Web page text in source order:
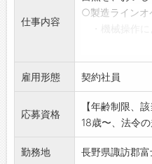
仕事内容
○製造ラインオ
・製造工程で
コンピューター
業務遂行上、
※応募前に事前
ご希望の方は
★正社員登用あ
い。)
雇用形態 契約社員
応募資格
【年齢制限、該
18歳〜、法令
勤務地 長野県諏訪郡